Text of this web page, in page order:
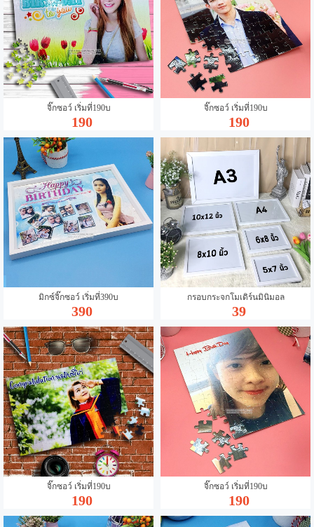
จิ๊กซอว์ เริ่มที่190บ
190
จิ๊กซอว์ เริ่มที่190บ
190
มิกซ์จิ๊กซอว์ เริ่มที่390บ
390
กรอบกระจกโมเดิร์นมินิมอล
39
จิ๊กซอว์ เริ่มที่190บ
190
จิ๊กซอว์ เริ่มที่190บ
190